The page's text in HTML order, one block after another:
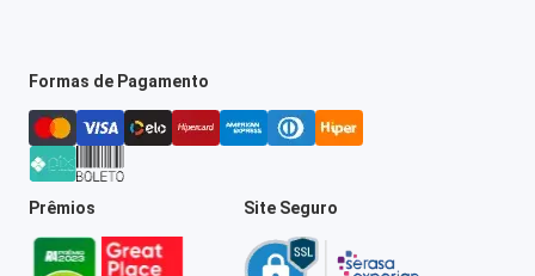
Formas de Pagamento
Prêmios Site Seguro